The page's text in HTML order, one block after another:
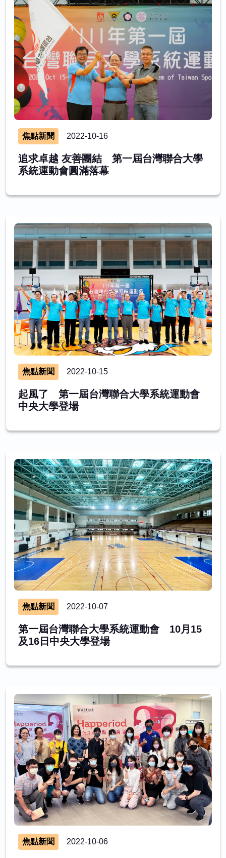
焦點新聞 2022-10-16
追求卓越 友善團結 第一屆台灣聯合大學
系統運動會圓滿落幕
焦點新聞 2022-10-15
起風了 第一屆台灣聯合大學系統運動會
中央大學登場
焦點新聞 2022-10-07
第一屆台灣聯合大學系統運動會 10月15
及16日中央大學登場
焦點新聞 2022-10-06